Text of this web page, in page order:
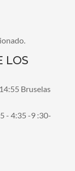
LOS
Bruselas
- 4:35 -9 :30-